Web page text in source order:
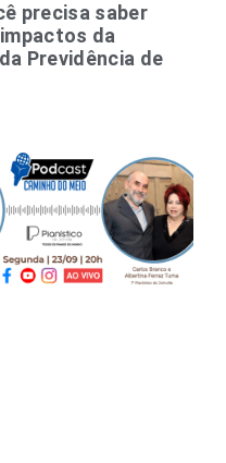
precisa saber
da
Previdência de